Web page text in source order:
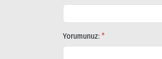
Yorumunuz: *